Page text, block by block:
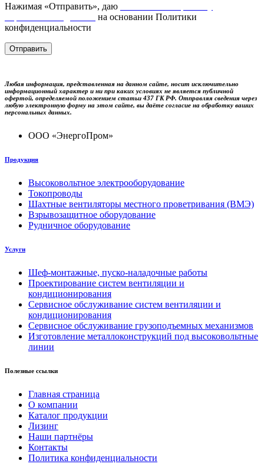
Нажимая «Отправить», даю
на основании Политики
конфиденциальности
Отправить
Любая информация, представленная на данном сайте, носит исключительно
информационный характер и ни при каких условиях не является публичной
офертой, определяемой положением статьи 437 ГК РФ. Отправляя сведения через
любую электронную форму на этом сайте, вы даёте согласие на обработку ваших
персональных данных.
ООО «ЭнергоПром»
Продукция
Высоковольтное электрооборудование
Токопроводы
Шахтные вентиляторы местного проветривания (ВМЭ)
Взрывозащитное оборудование
Рудничное оборудование
Услуги
Шеф-монтажные, пуско-наладочные работы
Проектирование систем вентиляции и
кондиционирования
Сервисное обслуживание систем вентиляции и
кондиционирования
Сервисное обслуживание грузоподъемных механизмов
Изготовление металлоконструкций под высоковольтные
линии
Полезные ссылки
Главная страница
О компании
Каталог продукции
Лизинг
Наши партнёры
Контакты
Политика конфиденциальности